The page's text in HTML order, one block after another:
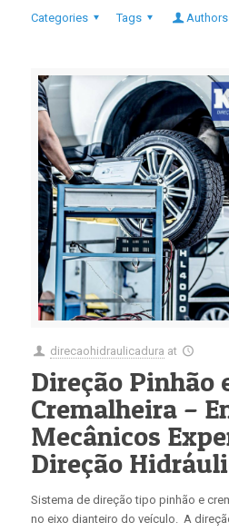
Categories Tags Authors
direcaohidraulicadura at
Direção Pinhão
Cremalheira –
Mecânicos
Direção
Sistema de direção tipo pinhão e
no eixo dianteiro do veículo. A